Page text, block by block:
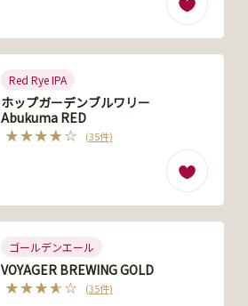
Red Rye IPA
ホップガーデンブルワリー
Abukuma RED
(35件)
ゴールデンエール
VOYAGER BREWING GOLD
(35件)